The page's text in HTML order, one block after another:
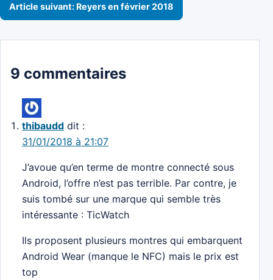
Article suivant: Reyers en février 2018
9 commentaires
thibaudd dit :
31/01/2018 à 21:07
J’avoue qu’en terme de montre connecté sous
Android, l’offre n’est pas terrible. Par contre, je
suis tombé sur une marque qui semble très
intéressante : TicWatch
Ils proposent plusieurs montres qui embarquent
Android Wear (manque le NFC) mais le prix est
top